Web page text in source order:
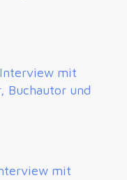
mit
Buchautor und
mit